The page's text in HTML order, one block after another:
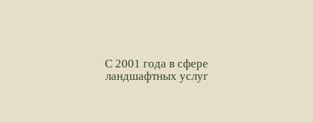
С 2001 года в сфере
ландшафтных услуг